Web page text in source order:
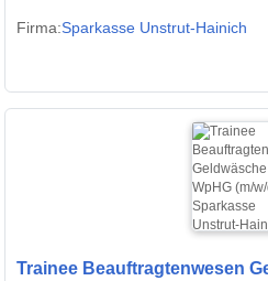
Firma:Sparkasse Unstrut-Hainich
Trainee Beauftragtenwesen